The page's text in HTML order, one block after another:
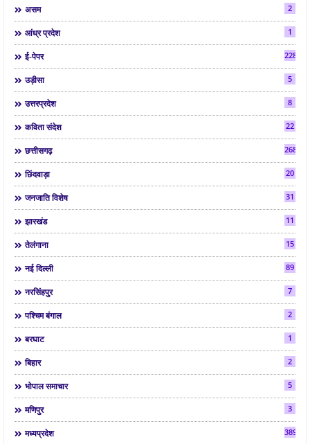
असम 2
आंध्र प्रदेश 1
ई-पेपर 2286
उड़ीसा 5
उत्तरप्रदेश 8
कविता संदेश 22
छत्तीसगढ़ 268
छिंदवाड़ा 20
जनजाति विशेष 31
झारखंड 11
तेलंगाना 15
नई दिल्ली 89
नरसिंहपुर 7
पश्चिम बंगाल 2
बरघाट 1
बिहार 2
भोपाल समाचार 5
मणिपुर 3
मध्यप्रदेश 3892